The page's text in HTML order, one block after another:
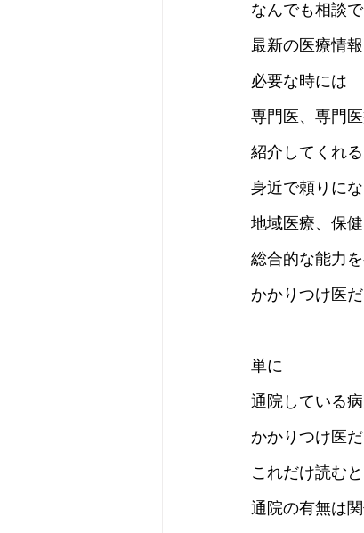
なんでも相談で
最新の医療情報
必要な時には
専門医、専門
紹介してくれる
身近で頼りに
地域医療、保
総合的な能力
かかりつけ医
単に
通院している
かかりつけ医
これだけ読むと
通院の有無は